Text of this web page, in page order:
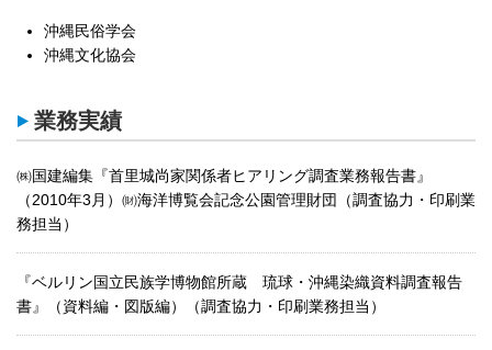
沖縄民俗学会
沖縄文化協会
業務実績
㈱国建編集『首里城尚家関係者ヒアリング調査業務報告書』
（2010年3月）㈶海洋博覧会記念公園管理財団（調査協力・印刷業
務担当）
『ベルリン国立民族学博物館所蔵 琉球・沖縄染織資料調査報告
書』（資料編・図版編）（調査協力・印刷業務担当）